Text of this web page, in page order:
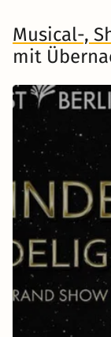
Musical-,
mit